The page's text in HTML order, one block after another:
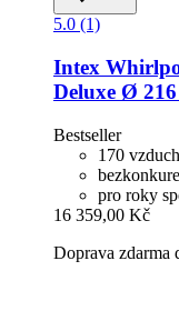
5.0 (1)
Intex
Deluxe Ø
Bestseller
170
pro roky
16 359,00 Kč
Doprava zdarma